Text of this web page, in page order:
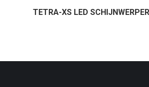
TETRA-XS LED